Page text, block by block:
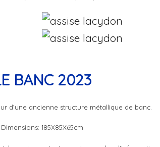
BANC 2023
d’une ancienne structure métallique de banc.
Dimensions: 185X85X65cm